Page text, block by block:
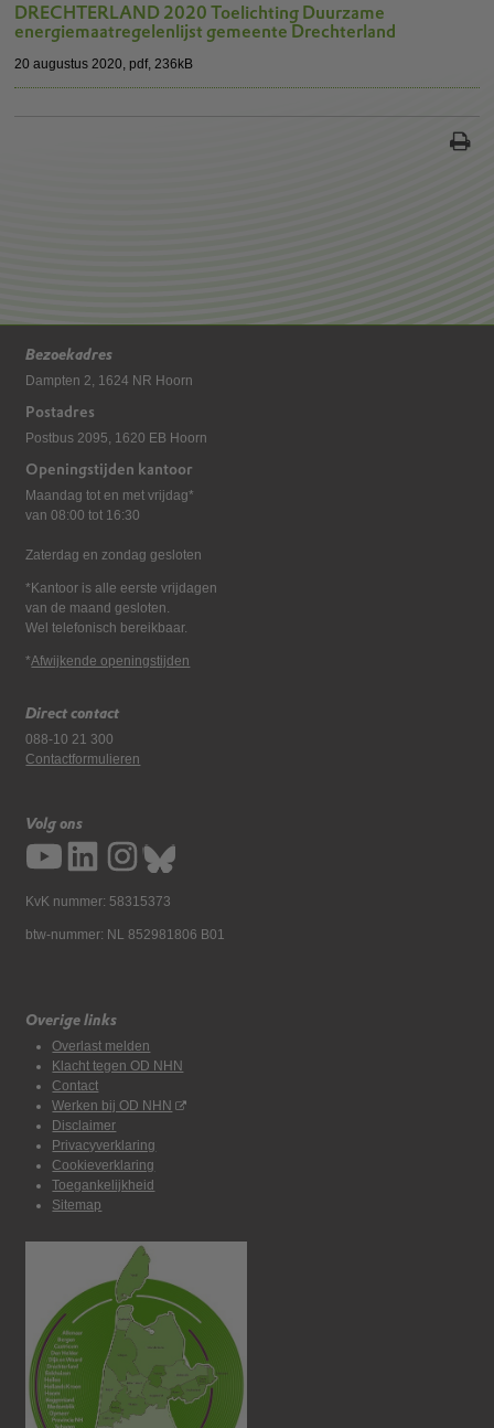
DRECHTERLAND 2020 Toelichting Duurzame
energiemaatregelenlijst gemeente Drechterland
20 augustus 2020, pdf, 236kB
Bezoekadres
Dampten 2, 1624 NR Hoorn
Postadres
Postbus 2095, 1620 EB Hoorn
Openingstijden kantoor
Maandag tot en met vrijdag*
van 08:00 tot 16:30
Zaterdag en zondag gesloten
*Kantoor is alle eerste vrijdagen
van de maand gesloten.
Wel telefonisch bereikbaar.
*Afwijkende openingstijden
Direct contact
088-10 21 300
Contactformulieren
Volg ons
KvK nummer: 58315373
btw-nummer: NL 852981806 B01
Overige links
Overlast melden
Klacht tegen OD NHN
Contact
Werken bij OD NHN
Disclaimer
Privacyverklaring
Cookieverklaring
Toegankelijkheid
Sitemap